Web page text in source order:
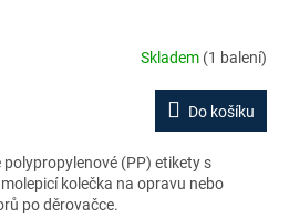
Skladem (1 balení)
Do košíku
(PP) etikety s
kolečka na opravu nebo
po děrovačce.